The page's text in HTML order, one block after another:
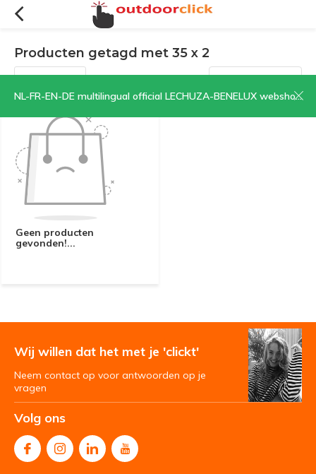
NL-FR-EN-DE multilingual official LECHUZA-BENELUX webshop | CLICK HERE NOW!
Producten getagd met 35 x 2
Filters Sorteren op:
Geen producten
gevonden!...
Wij willen dat het met je 'clickt'
Neem contact op voor antwoorden op je
vragen
Volg ons